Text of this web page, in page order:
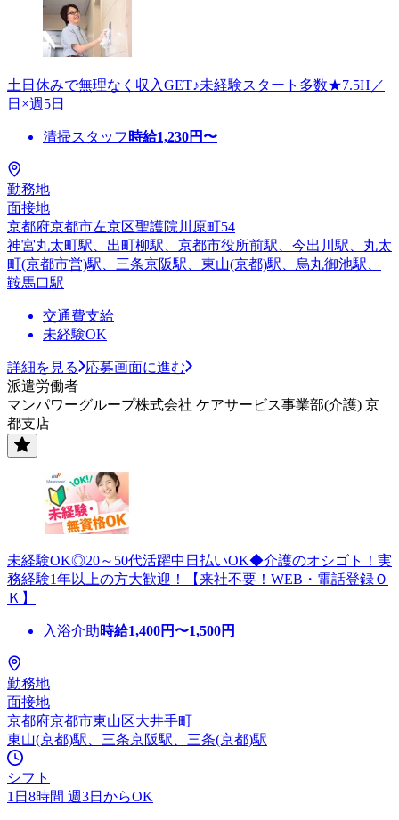
土日休みで無理なく収入GET♪未経験スタート多数★7.5H／
日×週5日
清掃スタッフ 時給1,230円〜
勤務地
面接地
京都府京都市左京区聖護院川原町54
神宮丸太町駅、出町柳駅、京都市役所前駅、今出川駅、丸太
町(京都市営)駅、三条京阪駅、東山(京都)駅、烏丸御池駅、
鞍馬口駅
交通費支給
未経験OK
詳細を見る
応募画面に進む
派遣労働者
マンパワーグループ株式会社 ケアサービス事業部(介護) 京
都支店
未経験OK◎20～50代活躍中日払いOK◆介護のオシゴト！実
務経験1年以上の方大歓迎！【来社不要！WEB・電話登録Ｏ
Ｋ】
入浴介助時給1,400円〜1,500円
勤務地
面接地
京都府京都市東山区大井手町
東山(京都)駅、三条京阪駅、三条(京都)駅
シフト
1日8時間 週3日からOK